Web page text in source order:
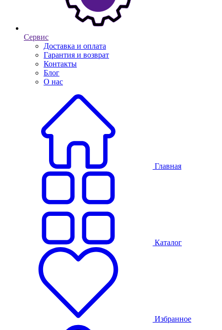
Сервис
Доставка и оплата
Гарантия и возврат
Контакты
Блог
О нас
Главная
Каталог
Избранное